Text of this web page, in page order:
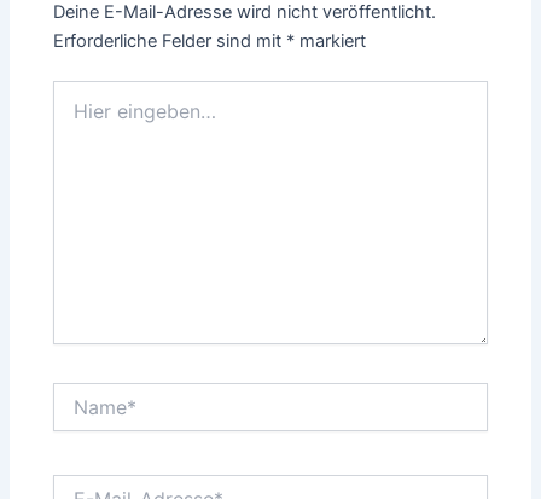
Deine E-Mail-Adresse wird nicht veröffentlicht.
Erforderliche Felder sind mit * markiert
eingeben…